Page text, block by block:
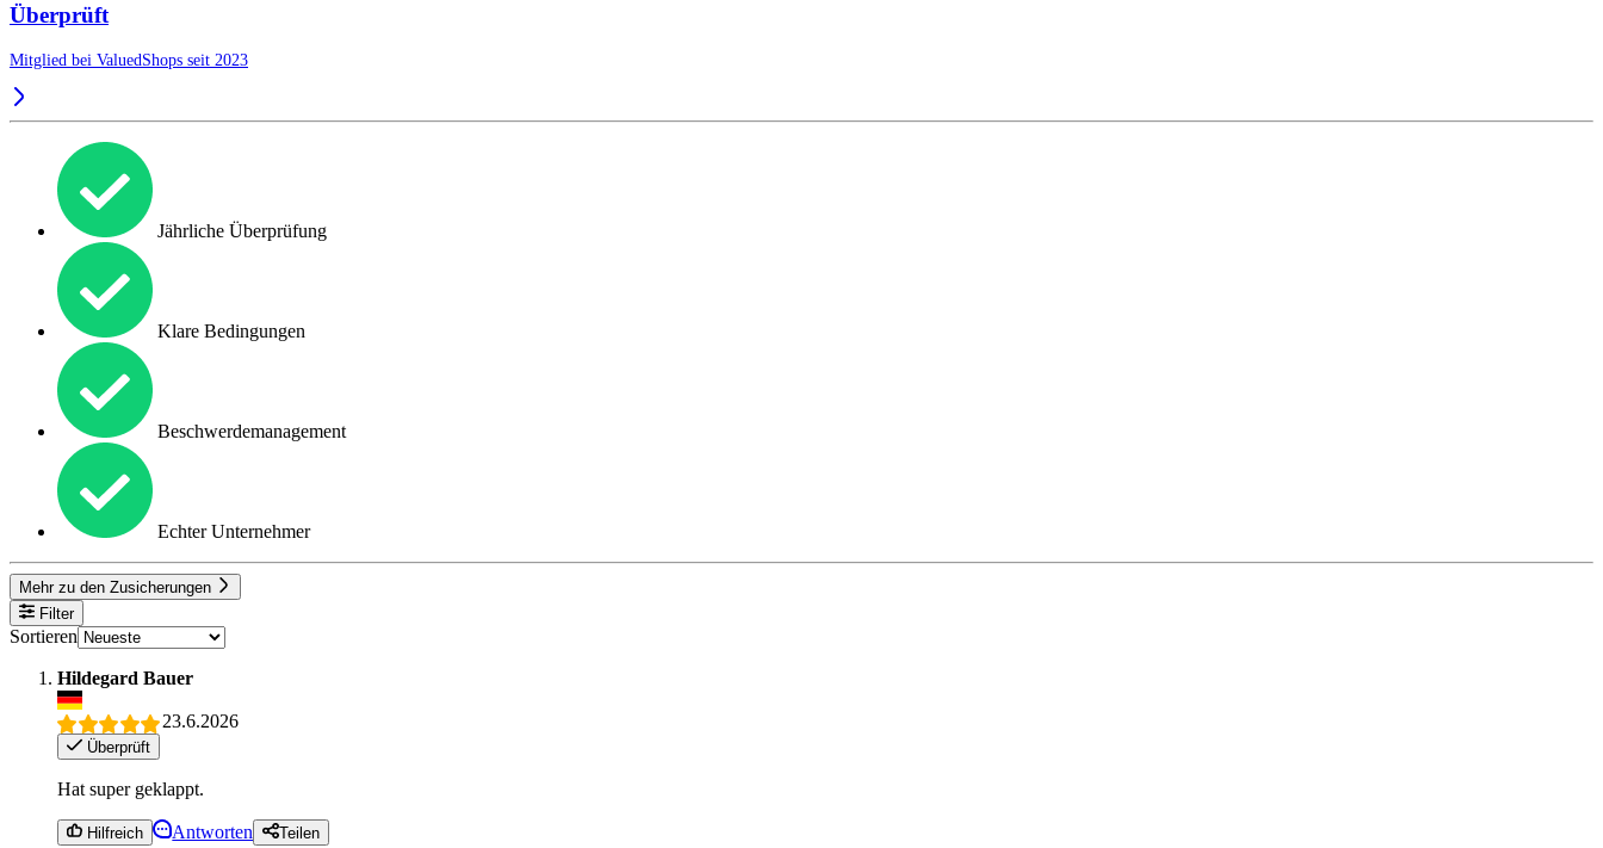
Überprüft
Mitglied bei ValuedShops seit 2023
Jährliche Überprüfung
Klare Bedingungen
Beschwerdemanagement
Echter Unternehmer
Mehr zu den Zusicherungen
Filter
Sortieren
Hildegard Bauer
23.6.2026
Überprüft
Hat super geklappt.
Hilfreich Antworten Teilen